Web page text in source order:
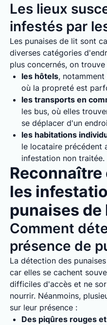
Les lieux
infestés par
Les punaises de lit sont
diverses catégories
plus concernés, on trouve
les hôtels,
où la propreté est
les transports en
les bus, où elles
se déplacer d'un
les habitations
le locataire précédent
infestation non traitée.
les
punaises de
Comment
présence de
La détection des
car elles se cachent
difficiles d'accès et ne
nourrir. Néanmoins,
sur leur présence :
Des piqûres rouges